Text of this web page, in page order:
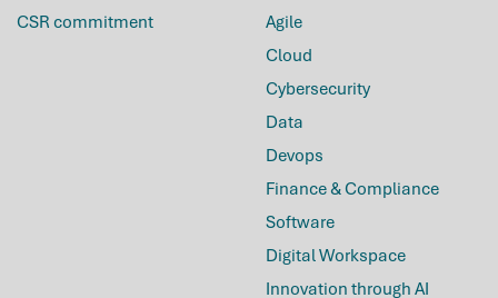
CSR commitment
Agile
Cloud
Cybersecurity
Data
Devops
Finance & Compliance
Software
Digital Workspace
Innovation through AI